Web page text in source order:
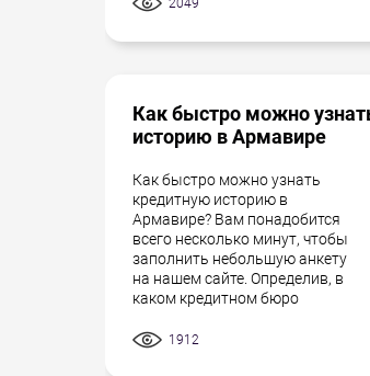
Как быстро можно
историю в Армавире
Как быстро можно узнать
кредитную историю в
Армавире? Вам понадобится
всего несколько минут, чтобы
заполнить небольшую анкету
на нашем сайте. Определив, в
каком кредитном бюро
1912